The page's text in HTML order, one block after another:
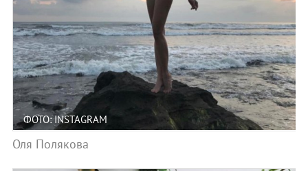
ФОТО: INSTAGRAM
Оля Полякова